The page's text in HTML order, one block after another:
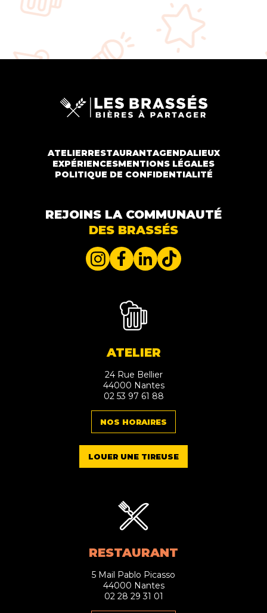
ATELIERRESTAURANTAGENDALIEUX
EXPÉRIENCESMENTIONS LÉGALES
POLITIQUE DE CONFIDENTIALITÉ
REJOINS LA COMMUNAUTÉ
DES BRASSÉS
ATELIER
24 Rue Bellier
44000 Nantes
02 53 97 61 88
NOS HORAIRES
LOUER UNE TIREUSE
RESTAURANT
5 Mail Pablo Picasso
44000 Nantes
02 28 29 31 01